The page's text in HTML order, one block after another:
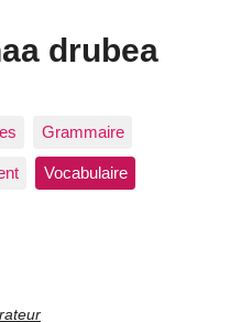
drubea
Grammaire
Vocabulaire